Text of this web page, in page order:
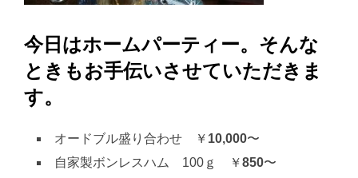
今日はホームパーティー。そんな
ときもお手伝いさせていただきま
す。
オードブル盛り合わせ ￥ 10,000〜
自家製ボンレスハム 100ｇ ￥850〜